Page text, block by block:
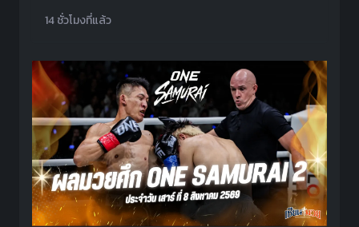
14 ชั่วโมงที่แล้ว